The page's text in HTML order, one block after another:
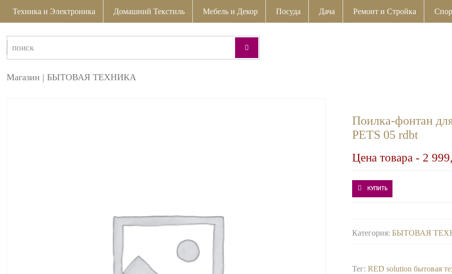
Техника и Электроника Домашний Текстиль Мебель и Декор Посуда Дача Ремонт и Стройка
Магазин |БЫТОВАЯ ТЕХНИКА
Поилка-фонтан
PETS 05 rdbt
Цена товара - 2
КУПИТЬ
Категория:БЫТОВАЯ
Тег:RED solution бытовая